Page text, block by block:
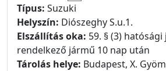
Típus: Suzuki
Helyszín: Diószeghy S.u.1.
Elszállítás oka: 59. § (3)
rendelkező jármű 10 nap után
Tárolás helye: Budapest, X.